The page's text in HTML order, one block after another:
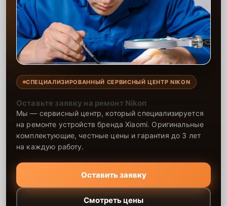
СПЕЦИАЛИЗИРОВАННЫЙ СЕРВИСНЫЙ ЦЕНТР NIKON
Оставьте заявку на ремонт Nikon
Мы — сервисный центр, который специализируется
на ремонте устройств бренда Xiaomi. Оригинальные
комплектующие, честные цены и гарантия до 3 лет
на каждую работу.
Оставить заявку
Смотреть цены